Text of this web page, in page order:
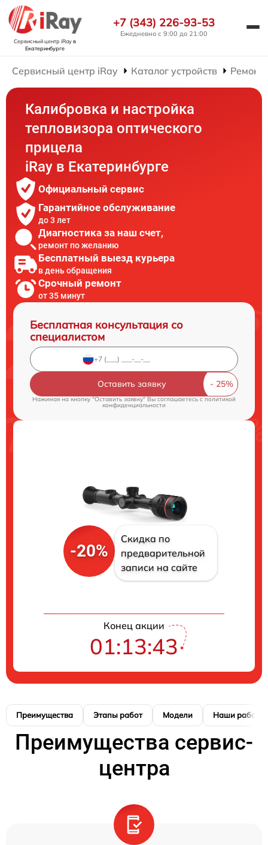
Сервисный центр iRayв
Екатеринбурге
+7 (343) 226-93-53
Ежедневно с 9:00 до 21:00
Сервисный центр iRay Каталог устройств Ремонт
Калибровка и настройка
тепловизора оптического
прицела
iRay в Екатеринбурге
Официальный сервис
Гарантийное обслуживание
до 3 лет
Диагностика за наш счет,
ремонт по желанию
Бесплатный выезд курьера
в день обращения
Срочный ремонт
от 35 минут
Бесплатная консультация со
специалистом
Оставить заявку
Нажимая на кнопку "Оставить заявку" Вы соглашаетесь cполитикой
конфиденциальности
-20%
Скидка по
предварительной
записи на сайте
Конец акции
01:13:42
Преимущества Этапы работ Модели Наши работы
Преимущества сервис-
центра